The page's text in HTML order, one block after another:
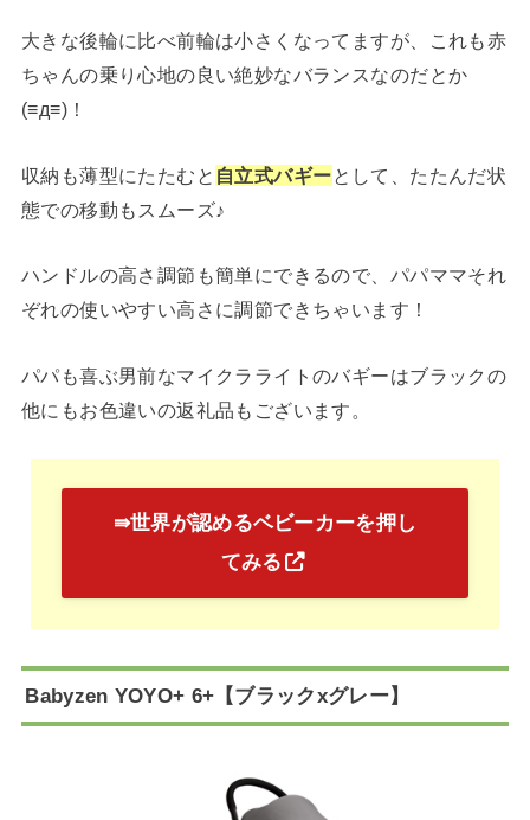
大きな後輪に比べ前輪は小さくなってますが、これも赤
ちゃんの乗り心地の良い絶妙なバランスなのだとか
(≡д≡)！
収納も薄型にたたむと 自立式バギーとして、たたんだ状
態での移動もスムーズ♪
ハンドルの高さ調節も簡単にできるので、パパママそれ
ぞれの使いやすい高さに調節できちゃいます！
パパも喜ぶ男前なマイクラライトのバギーはブラックの
他にもお色違いの返礼品もございます。
⇛世界が認めるベビーカーを押し
てみる
Babyzen YOYO+ 6+【ブラックxグレー】